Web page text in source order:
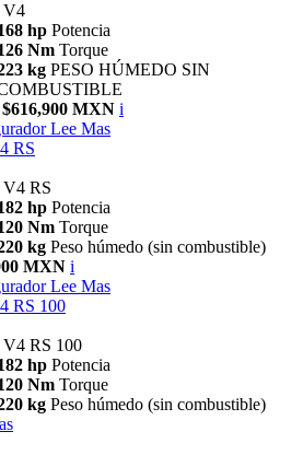
V4
hp Potencia
Nm Torque
kg PESO HÚMEDO SIN
$616,900 MXN i
Lee Mas
RS
RS
hp Potencia
Nm Torque
kg Peso húmedo (sin combustible)
MXN i
Lee Mas
RS 100
RS 100
hp Potencia
Nm Torque
kg Peso húmedo (sin combustible)